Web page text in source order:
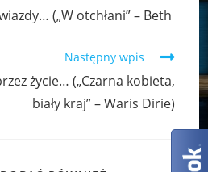
(„W otchłani” – Beth
Następny wpis
życie… („Czarna kobieta,
biały kraj” – Waris Dirie)